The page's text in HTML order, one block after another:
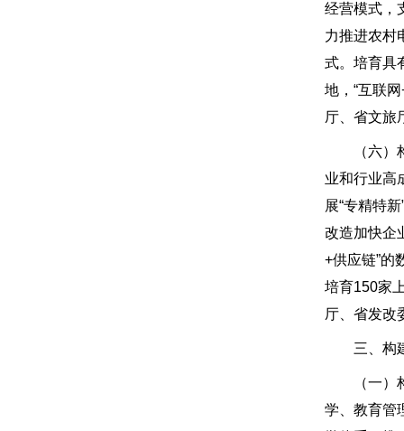
经营模式，
力推进农村
式。培育具
地，“互联
厅、省文旅
（六）构
业和行业高
展“专精特
改造加快企
+供应链”的
培育150家
厅、省发改
三、构建
（一）构
学、教育管